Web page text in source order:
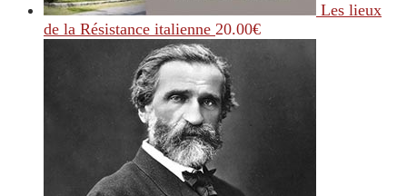
Les lieux
de la Résistance italienne 20.00€